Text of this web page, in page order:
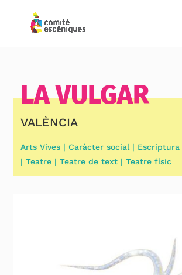
LA VULGAR
VALÈNCIA
Arts Vives | Caràcter social |
| Teatre | Teatre de text | Teatre físic